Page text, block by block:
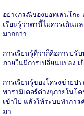
อย่างกรณีของบอทเล่นโกะ
เรียนรู้ว่าตานี้ไม่ควรเดินแ
มากกว่า
การเรียนรู้ที่ว่าก็คือการปรั
ภายในมีการเปลี่ยนแปลง
การเรียนรู้ของโครงข่ายป
พารามิเตอร์ต่างๆภายในโ
เข้าไป แล้วให้ระบบทำกา
มา